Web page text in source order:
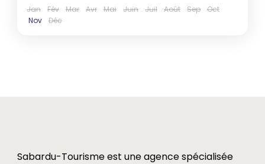
Jan Fév Mar Avr Mai Juin Juil Août Sep
Oct
Nov
Déc
Sabardu-Tourisme est une agence spécialisée